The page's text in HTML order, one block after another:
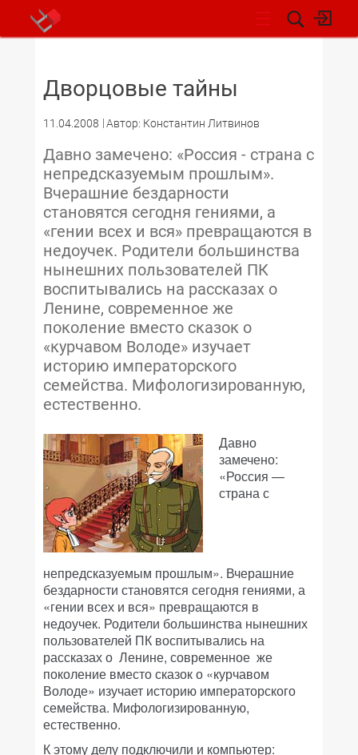
Дворцовые тайны
11.04.2008 Автор: Константин Литвинов
Давно замечено: «Россия - страна с
непредсказуемым прошлым».
Вчерашние бездарности
становятся сегодня гениями, а
«гении всех и вся» превращаются в
недоучек. Родители большинства
нынешних пользователей ПК
воспитывались на рассказах о
Ленине, современное же
поколение вместо сказок о
«курчавом Володе» изучает
историю императорского
семейства. Мифологизированную,
естественно.
Давно
замечено:
«Россия —
страна с
непредсказуемым прошлым». Вчерашние
бездарности становятся сегодня гениями, а
«гении всех и вся» превращаются в
недоучек. Родители большинства нынешних
пользователей ПК воспитывались на
рассказах о Ленине, современное же
поколение вместо сказок о «курчавом
Володе» изучает историю императорского
семейства. Мифологизированную,
естественно.
К этому делу подключили и компьютер: